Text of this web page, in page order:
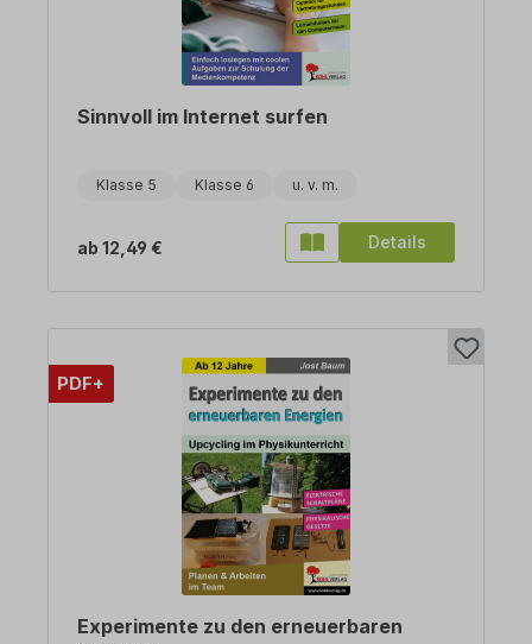
Sinnvoll im Internet surfen
Klasse 5 Klasse 6
ab 12,49 € Details
PDF+
Experimente zu den erneuerbaren